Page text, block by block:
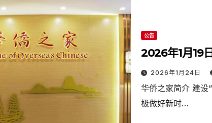
公告
2026年1月19
2026年1月24日
华侨之家简介 建设
极做好新时…